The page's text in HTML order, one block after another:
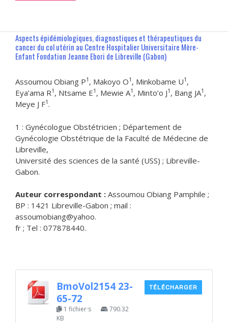
Aspects épidémiologiques, diagnostiques et thérapeutiques du
cancer du col utérin au Centre Hospitalier Universitaire Mère-
Enfant Fondation Jeanne Ebori de Libreville (Gabon)
Assoumou Obiang P1 , Makoyo O1 , Minkobame U1 ,
Eya’ama R1 , Ntsame E1 , Mewie A1 , Minto’o J1 , Bang JA1 ,
Meye J F1.
1 : Gynécologue Obstétricien ; Département de
Gynécologie Obstétrique de la Faculté de Médecine de
Libreville,
Université des sciences de la santé (USS) ; Libreville-
Gabon.
Auteur correspondant : Assoumou Obiang Pamphile ;
BP : 1421 Libreville-Gabon ; mail :
assoumobiang@yahoo.
fr ; Tel : 077878440.
BmoVol2154 23-
65-72
1 fichier·s
790.32
KB
TÉLÉCHARGER